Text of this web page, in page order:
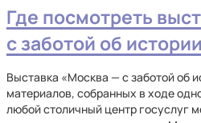
Где посмотреть
с заботой об
Выставка «Москва — с заботой об
материалов, собранных в ходе
любой столичный центр госуслуг